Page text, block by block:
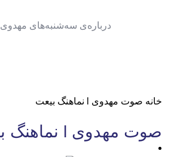
درباره‌ی سه‌شنبه‌های مهدوی
خانه صوت مهدوی l نماهنگ بیعت
صوت مهدوی l نماهنگ بیعت